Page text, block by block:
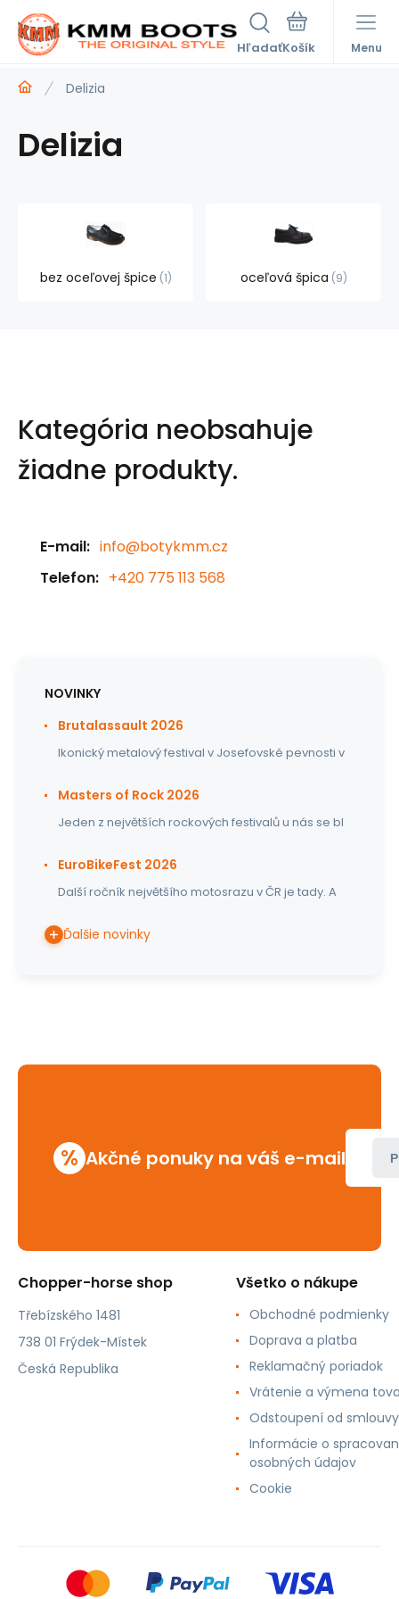
Hľadať Menu
Delizia
Delizia
bez oceľovej špice 1 oceľová špica 9
Kategória neobsahuje
žiadne produkty.
E-mail: info@botykmm.cz
Telefon: +420 775 113 568
NOVINKY
Brutalassault 2026
Ikonický metalový festival v Josefovské pevnosti v
Masters of Rock 2026
Jeden z největších rockových festivalů u nás se bl
EuroBikeFest 2026
Další ročník největšího motosrazu v ČR je tady. A
Ďalšie novinky
% Akčné ponuky na váš e-mail
Chopper-horse shop
Třebízského 1481
738 01 Frýdek-Místek
Česká Republika
Všetko o nákupe
Obchodné podmienky
Doprava a platba
Reklamačný poriadok
Vrátenie a výmena
Odstoupení od smlouvy
Informácie o
osobných údajov
Cookie